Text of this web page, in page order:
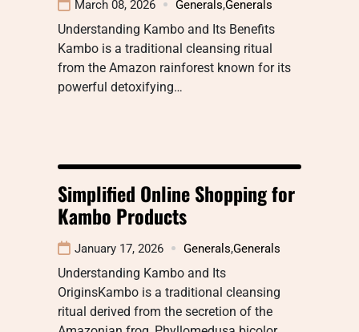
March 08, 2026 Generals,Generals
Understanding Kambo and Its Benefits
Kambo is a traditional cleansing ritual
from the Amazon rainforest known for its
powerful detoxifying…
Simplified Online Shopping for
Kambo Products
January 17, 2026 Generals,Generals
Understanding Kambo and Its
OriginsKambo is a traditional cleansing
ritual derived from the secretion of the